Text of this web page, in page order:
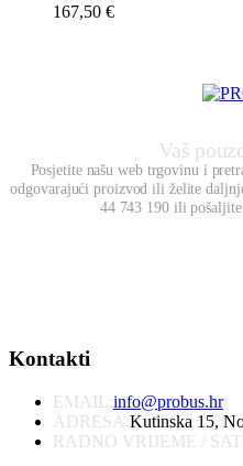
167,50 €
Vaš
Posjetite našu web trgovinu i
odgovarajući proizvod ili želite
44 743 190 ili
Kontakti
EMAIL:info@probus.hr
ADRESA:Kutinska 15,
RADNO VRIJEME /